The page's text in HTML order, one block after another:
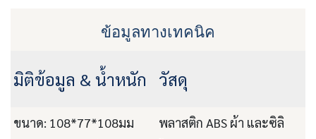
ข้อมูลทางเทคนิค
มิติข้อมูล & น้ำหนัก วัสดุ
ขนาด: 108*77*108มม
พลาสติก ABS ผ้า และซิลิ